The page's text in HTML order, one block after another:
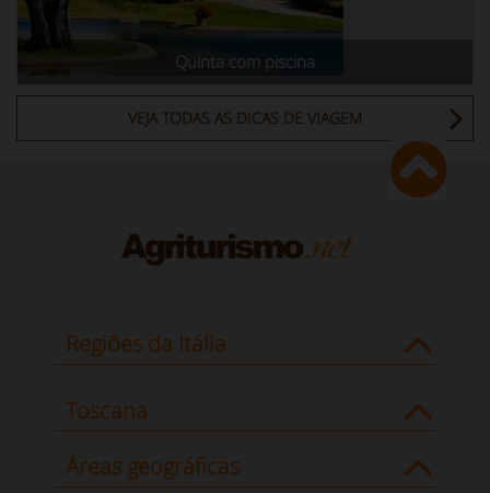
Quinta com piscina
VEJA TODAS AS DICAS DE VIAGEM
Regiões da Itália
Toscana
Áreas geográficas